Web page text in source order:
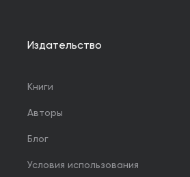
Издательство
Книги
Авторы
Блог
Условия использования